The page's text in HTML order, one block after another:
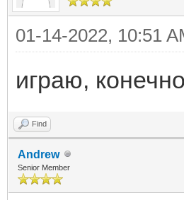
01-14-2022, 10:51
играю,
Find
Andrew
Senior Member